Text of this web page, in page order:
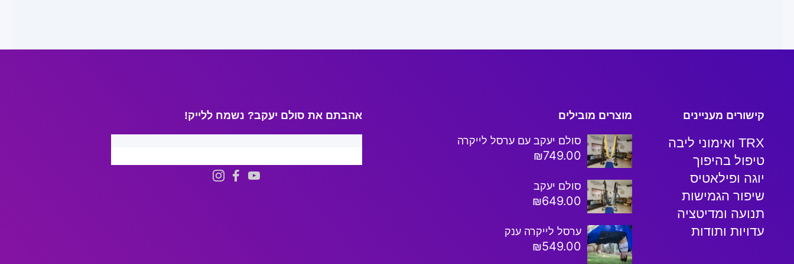
קישורים מעניינים
TRX ואימוני ליבה
טיפול בהיפוך
יוגה ופילאטיס
שיפור הגמישות
תנועה ומדיטציה
עדויות ותודות
מוצרים מובילים
סולם יעקב עם ערסל לייקרה
₪749.00
סולם יעקב
₪649.00
ערסל לייקרה ענק
₪549.00
אהבתם את סולם יעקב? נשמח ללייק!